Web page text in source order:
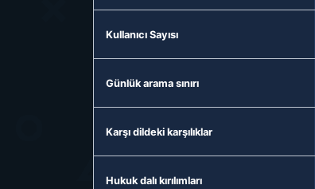
Kullanıcı Sayısı
Günlük arama sınırı
Karşı dildeki karşılıklar
Hukuk dalı kırılımları